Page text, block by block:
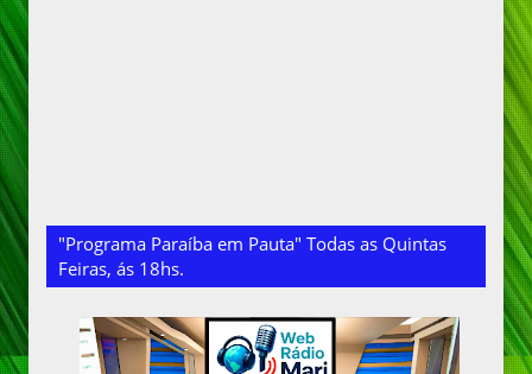
"Programa Paraíba em Pauta" Todas as Quintas
Feiras, ás 18hs.